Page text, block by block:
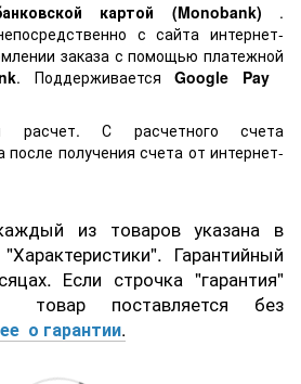
картой
(Monobank) .
с сайта интернет-
заказа с помощью платежной
. ПоддерживаетсяGoogle Pay
С расчетного счета
после получения счета от интернет-
из товаров указана в
Гарантийный
Если строчка "гарантия"
товар поставляется без
о гарантии.